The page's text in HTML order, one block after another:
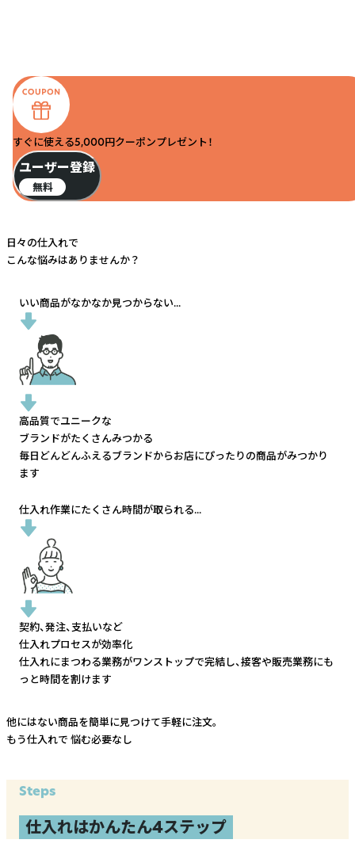
すぐに使える5,000円クーポンプレゼント！
ユーザー登録
無料
日々の仕入れで
こんな悩みはありませんか？
いい商品がなかなか見つからない...
高品質でユニークな
ブランドがたくさんみつかる
毎日どんどんふえるブランドからお店にぴったりの商品がみつかり
ます
仕入れ作業にたくさん時間が取られる...
契約、発注、支払いなど
仕入れプロセスが効率化
仕入れにまつわる業務がワンストップで完結し、接客や販売業務にも
っと時間を割けます
他にはない商品を簡単に見つけて手軽に注文。
もう仕入れで 悩む必要なし
Steps
仕入れはかんたん4ステップ